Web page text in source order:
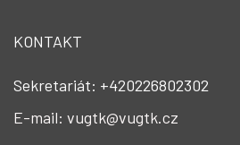
KONTAKT
Sekretariát: +420226802302
E-mail: vugtk@vugtk.cz